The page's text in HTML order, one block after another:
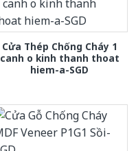
Cửa Thép Chống Cháy 1
canh o kinh thanh thoat
hiem-a-SGD